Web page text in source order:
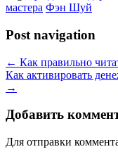
мастера Фэн Шуй
Post navigation
← Как правильно
Как активировать
→
Добавить
Для отправки